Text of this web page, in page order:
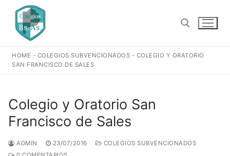
contenido
HOME - COLEGIOS SUBVENCIONADOS - COLEGIO Y ORATORIO
SAN FRANCISCO DE SALES
Colegio y Oratorio San
Francisco de Sales
ADMIN 23/07/2016
COLEGIOS SUBVENCIONADOS